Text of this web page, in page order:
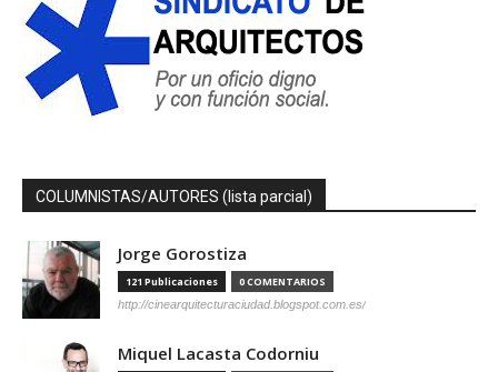
COLUMNISTAS/AUTORES (lista parcial)
Jorge Gorostiza
121 Publicaciones 0 COMENTARIOS
http://cinearquitecturaciudad.blogspot.com.es/
Miquel Lacasta Codorniu